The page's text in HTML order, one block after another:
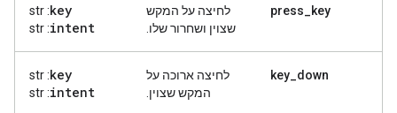
press_key
לחיצה על המקש
שצוין ושחרור שלו.
key
: str
intent
: str
key_down
לחיצה ארוכה על
המקש שצוין.
key
: str
intent
: str